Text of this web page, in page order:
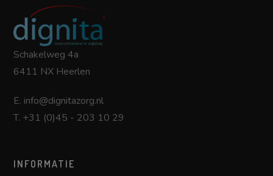
Schakelweg 4a
6411 NX Heerlen
E. info@dignitazorg.nl
T. +31 (0)45 - 203 10 29
INFORMATIE